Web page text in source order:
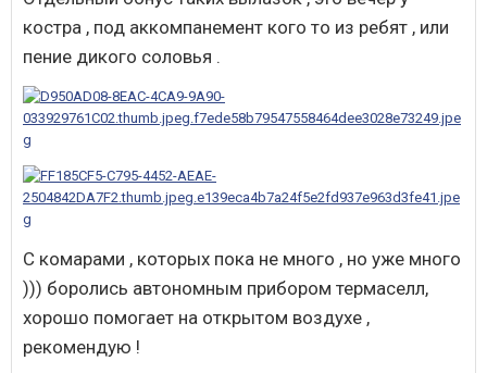
костра , под аккомпанемент кого то из ребят , или
пение дикого соловья .
С комарами , которых пока не много , но уже много
))) боролись автономным прибором термаселл,
хорошо помогает на открытом воздухе ,
рекомендую !